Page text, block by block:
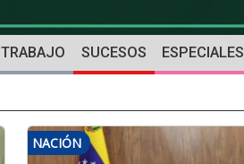
TRABAJO SUCESOS ESPECIALES
NACIÓN